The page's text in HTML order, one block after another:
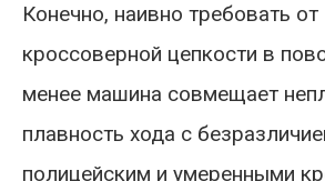
Конечно, наивно требовать
кроссоверной цепкости в
менее машина совмещает
плавность хода с
полицейским и умеренными